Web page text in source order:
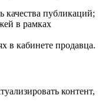
качества публикаций;
в рамках
в кабинете продавца.
контент,